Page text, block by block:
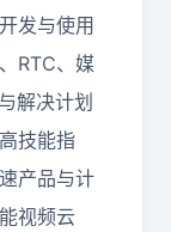
发与使用
RTC、媒
解决计划
技能指
产品与计
视频云